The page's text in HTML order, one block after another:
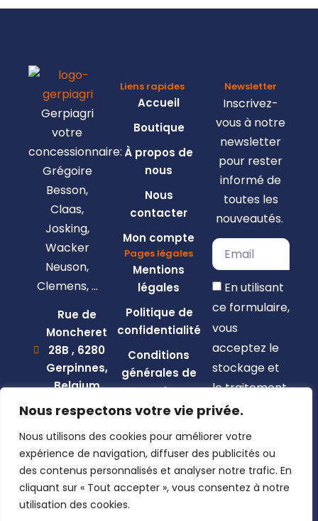
Nous respectons votre vie privée.
Nous utilisons des cookies pour améliorer votre
expérience de navigation, diffuser des publicités ou
des contenus personnalisés et analyser notre trafic. En
cliquant sur « Tout accepter », vous consentez à notre
utilisation des cookies.
Gerpiagri
votre
concessionnaire:
Grégoire
Besson,
Claas,
Josking,
Wacker
Neuson,
Clemens, …
Rue de
Moncheret
28B , 6280
Gerpinnes,
Belgium
+32 492
marcellin@gerpiagri.be
BE
0793.946.582
Liens rapides
Accueil
Boutique
À propos de
nous
Nous
contacter
Mon compte
Pages légales
Mentions
légales
Politique de
confidentialité
Conditions
générales de
vente
Newsletter
Inscrivez-
vous à notre
newsletter
pour rester
informé de
toutes les
nouveautés.
En utilisant
ce formulaire,
vous
acceptez le
stockage et
le traitement
de vos
ce site web.
S'inscrire